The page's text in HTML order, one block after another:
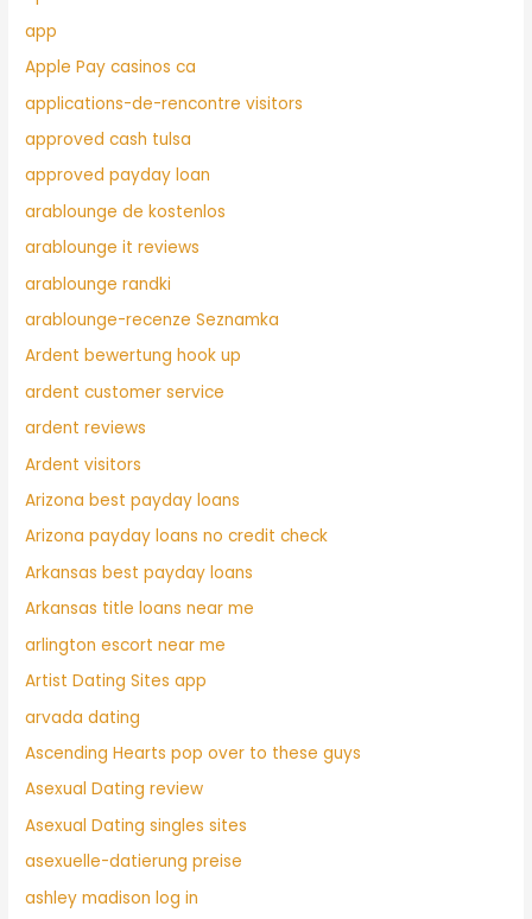
app
Apple Pay casinos ca
applications-de-rencontre visitors
approved cash tulsa
approved payday loan
arablounge de kostenlos
arablounge it reviews
arablounge randki
arablounge-recenze Seznamka
Ardent bewertung hook up
ardent customer service
ardent reviews
Ardent visitors
Arizona best payday loans
Arizona payday loans no credit check
Arkansas best payday loans
Arkansas title loans near me
arlington escort near me
Artist Dating Sites app
arvada dating
Ascending Hearts pop over to these guys
Asexual Dating review
Asexual Dating singles sites
asexuelle-datierung preise
ashley madison log in